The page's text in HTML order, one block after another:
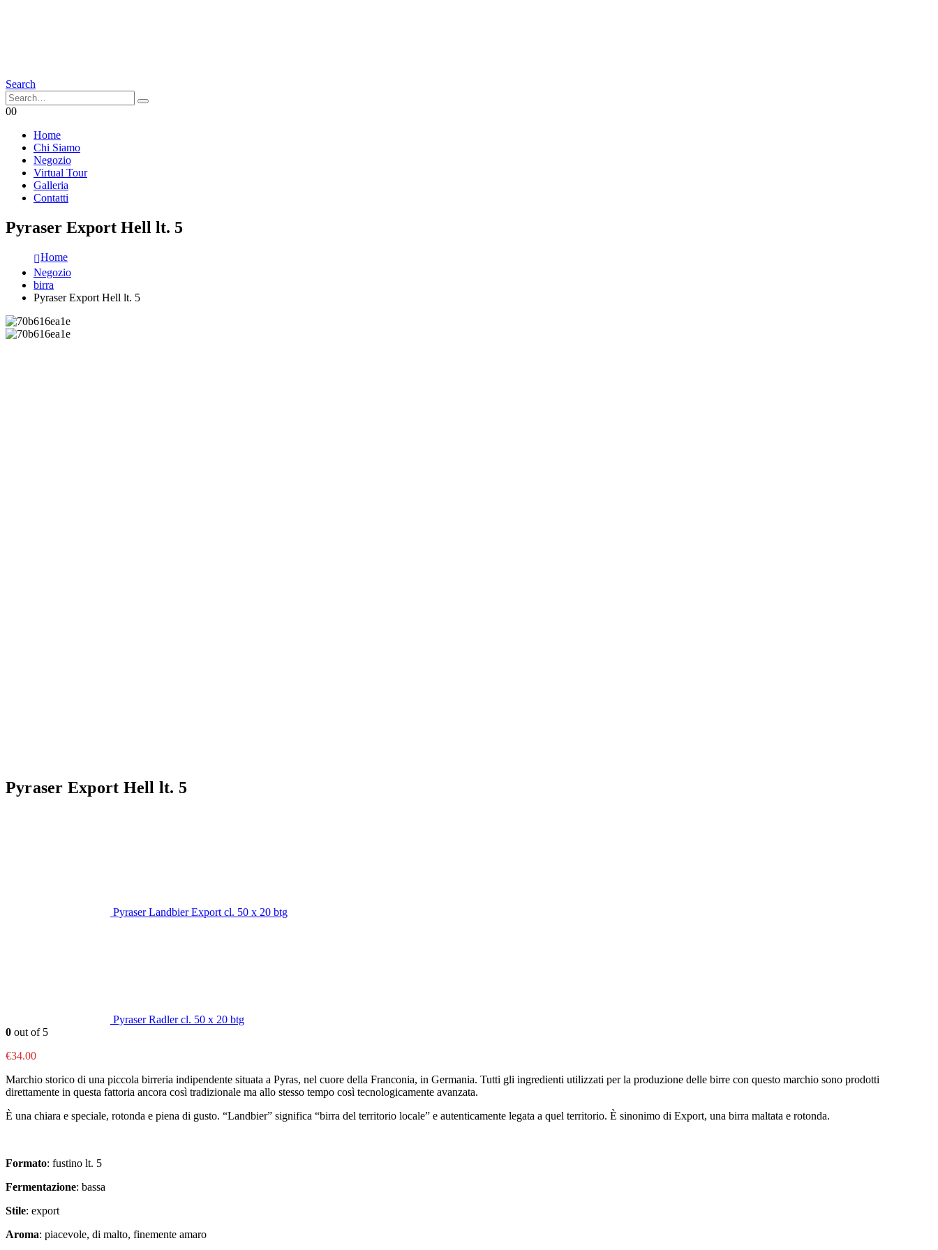
Search
00
Home
Chi Siamo
Negozio
Virtual Tour
Galleria
Contatti
Pyraser Export Hell lt. 5
Home
Negozio
birra
Pyraser Export Hell lt. 5
Pyraser Export Hell lt. 5
Pyraser Landbier Export cl. 50 x 20 btg
Pyraser Radler cl. 50 x 20 btg
0 out of 5
€34.00
Marchio storico di una piccola birreria indipendente situata a Pyras, nel cuore della Franconia, in Germania. Tutti gli ingredienti utilizzati per la produzione delle birre con questo marchio sono prodotti
direttamente in questa fattoria ancora così tradizionale ma allo stesso tempo così tecnologicamente avanzata.
È una chiara e speciale, rotonda e piena di gusto. “Landbier” significa “birra del territorio locale” e autenticamente legata a quel territorio. È sinonimo di Export, una birra maltata e rotonda.
Formato: fustino lt. 5
Fermentazione: bassa
Stile: export
Aroma: piacevole, di malto, finemente amaro